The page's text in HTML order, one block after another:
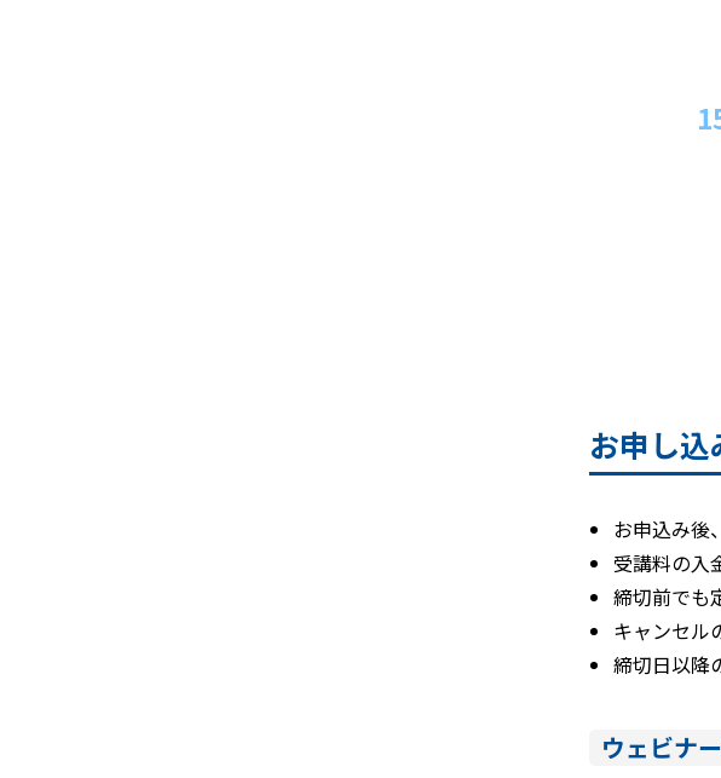
お申し込
お申込み後
受講料の入
締切前でも
キャンセル
締切日以降
ウェビナ